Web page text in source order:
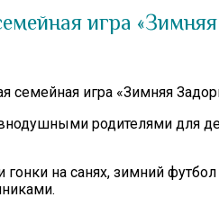
игра
семейная игра «Зимняя
родителями для
на санях, зимний